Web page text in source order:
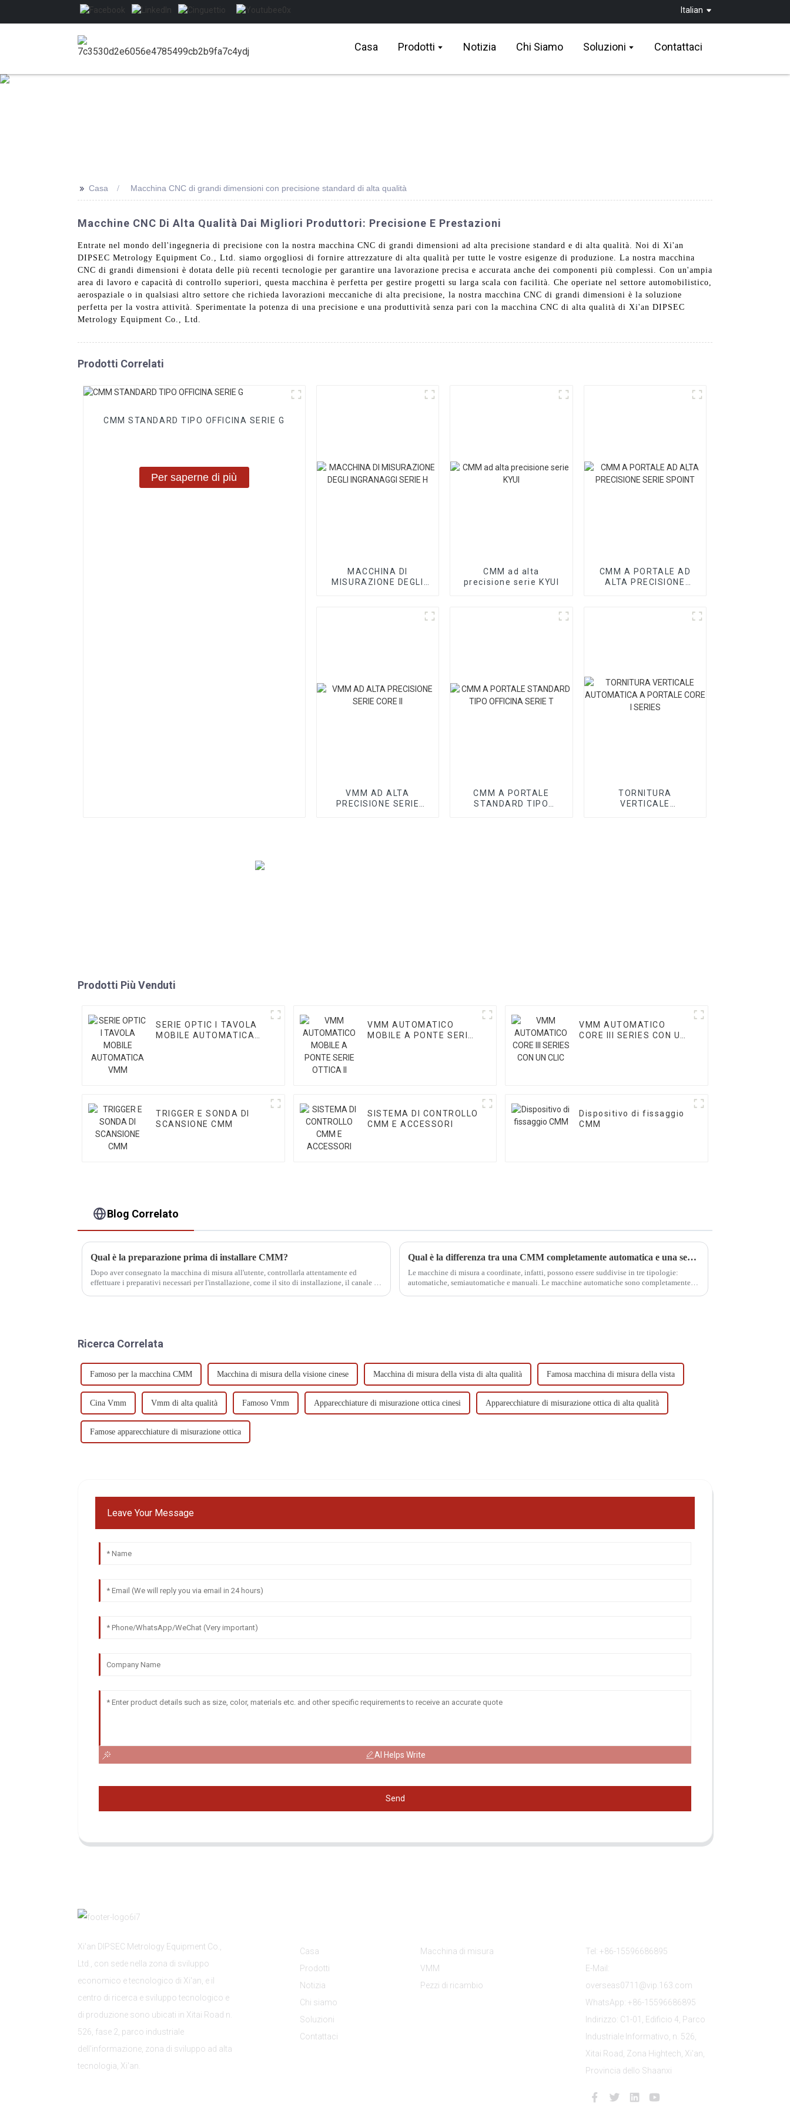
Italian
Casa Prodotti Notizia Chi Siamo Soluzioni Contattaci
>> Casa Macchina CNC di grandi dimensioni con precisione standard di alta qualità
Macchine CNC Di Alta Qualità Dai Migliori Produttori: Precisione E Prestazioni
Entrate nel mondo dell'ingegneria di precisione con la nostra macchina CNC di grandi dimensioni ad alta precisione standard e di alta qualità. Noi di Xi'an
DIPSEC Metrology Equipment Co., Ltd. siamo orgogliosi di fornire attrezzature di alta qualità per tutte le vostre esigenze di produzione. La nostra macchina
CNC di grandi dimensioni è dotata delle più recenti tecnologie per garantire una lavorazione precisa e accurata anche dei componenti più complessi. Con un'ampia
area di lavoro e capacità di controllo superiori, questa macchina è perfetta per gestire progetti su larga scala con facilità. Che operiate nel settore automobilistico,
aerospaziale o in qualsiasi altro settore che richieda lavorazioni meccaniche di alta precisione, la nostra macchina CNC di grandi dimensioni è la soluzione
perfetta per la vostra attività. Sperimentate la potenza di una precisione e una produttività senza pari con la macchina CNC di alta qualità di Xi'an DIPSEC
Metrology Equipment Co., Ltd.
Prodotti Correlati
CMM STANDARD TIPO OFFICINA SERIE G
Per saperne di più
MACCHINA DI
MISURAZIONE DEGLI
CMM ad alta
precisione serie KYUI
CMM A PORTALE AD
ALTA PRECISIONE
VMM AD ALTA
PRECISIONE SERIE
CMM A PORTALE
STANDARD TIPO
TORNITURA
VERTICALE
Prodotti Più Venduti
SERIE OPTIC I TAVOLA
MOBILE AUTOMATICA
VMM AUTOMATICO
MOBILE A PONTE SERIE
VMM AUTOMATICO
CORE III SERIES CON UN
TRIGGER E SONDA DI
SCANSIONE CMM
SISTEMA DI CONTROLLO
CMM E ACCESSORI
Dispositivo di fissaggio
CMM
Blog Correlato
Qual è la preparazione prima di installare CMM?
Dopo aver consegnato la macchina di misura all'utente, controllarla attentamente ed
effettuare i preparativi necessari per l'installazione, come il sito di installazione, il canale di
Qual è la differenza tra una CMM completamente automatica e una semiautomatica?
Le macchine di misura a coordinate, infatti, possono essere suddivise in tre tipologie:
automatiche, semiautomatiche e manuali. Le macchine automatiche sono completamente
Ricerca Correlata
Famoso per la macchina CMM Macchina di misura della visione cinese Macchina di misura della vista di alta qualità Famosa macchina di misura della vista
Cina Vmm Vmm di alta qualità Famoso Vmm Apparecchiature di misurazione ottica cinesi Apparecchiature di misurazione ottica di alta qualità
Famose apparecchiature di misurazione ottica
Leave Your Message
AI Helps Write
Send
Xi'an DIPSEC Metrology Equipment Co.,
Ltd., con sede nella zona di sviluppo
economico e tecnologico di Xi'an, e il
centro di ricerca e sviluppo tecnologico e
di produzione sono ubicati in Xitai Road n.
526, fase 2, parco industriale
dell'informazione, zona di sviluppo ad alta
tecnologia, Xi'an.
Casa
Prodotti
Notizia
Chi siamo
Soluzioni
Contattaci
Macchina di misura
VMM
Pezzi di ricambio
Tel: +86-15596686895
E-Mail:
overseas0711@vip.163.com
WhatsApp: +86-15596686895
Indirizzo: C1-01, Edificio 4, Parco
Industriale Informativo, n. 526,
Xitai Road, Zona Hightech, Xi'an,
Provincia dello Shaanxi